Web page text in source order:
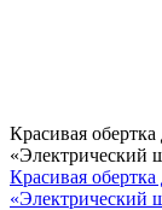
Красивая
«Электрический
Красивая
«Электрический